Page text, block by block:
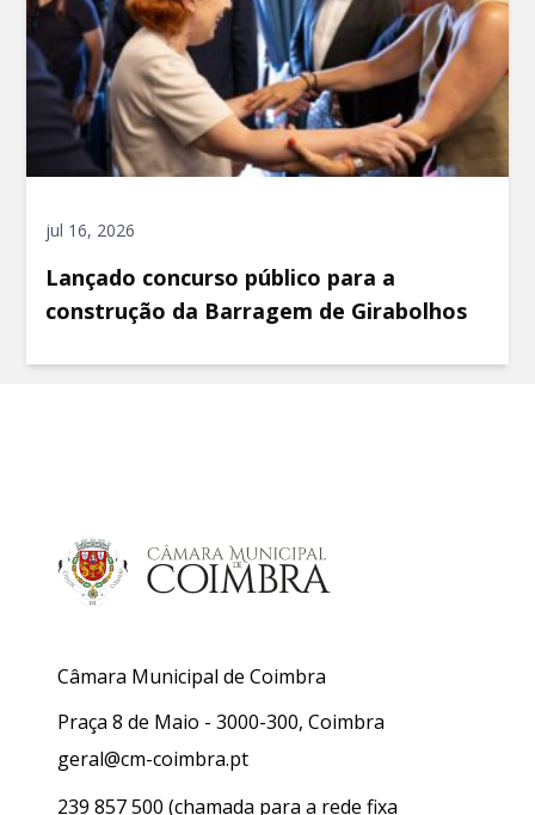
jul 16, 2026
Lançado concurso público para a
construção da Barragem de Girabolhos
Câmara Municipal de Coimbra
Praça 8 de Maio - 3000-300, Coimbra
geral@cm-coimbra.pt
239 857 500 (chamada para a rede fixa